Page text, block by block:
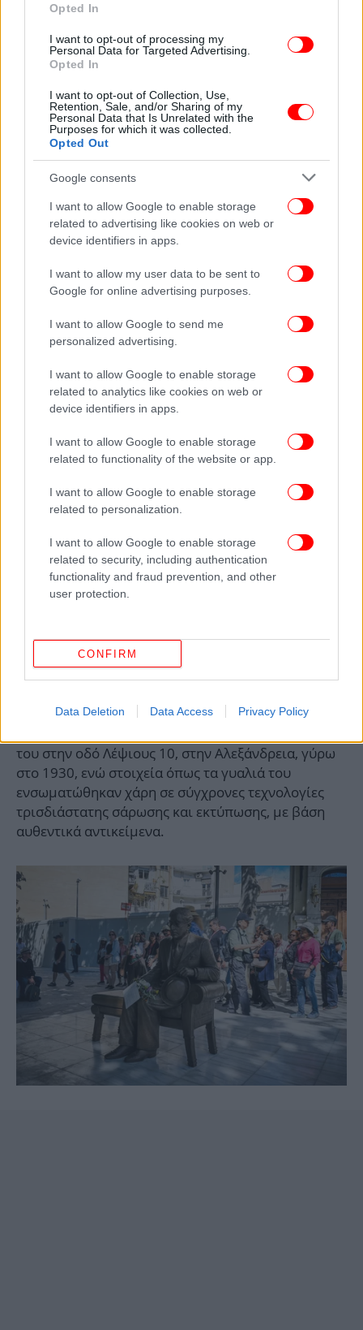
Opted In
I want to opt-out of processing my
Personal Data for Targeted Advertising.
Opted In
I want to opt-out of Collection, Use,
Retention, Sale, and/or Sharing of my
Personal Data that Is Unrelated with the
Purposes for which it was collected.
Opted Out
Google consents
I want to allow Google to enable storage
related to advertising like cookies on web or
device identifiers in apps.
I want to allow my user data to be sent to
Google for online advertising purposes.
I want to allow Google to send me
personalized advertising.
I want to allow Google to enable storage
related to analytics like cookies on web or
device identifiers in apps.
I want to allow Google to enable storage
related to functionality of the website or app.
I want to allow Google to enable storage
related to personalization.
I want to allow Google to enable storage
related to security, including authentication
functionality and fraud prevention, and other
user protection.
CONFIRM
Data Deletion Data Access Privacy Policy
Η Ελευθερία Ντεκώ φωτίζει τον Καβάφη
Το γλυπτό φωτίζεται από τη διακεκριμένη Ελληνίδα
με το περιβάλλον στο οποίο εντάσσεται.
φωτογραφία του αρχείου Καβάφη που τον
του στην οδό Λέψιους 10, στην Αλεξάνδρεια, γύρω
στο 1930, ενώ στοιχεία όπως τα γυαλιά του
ενσωματώθηκαν χάρη σε σύγχρονες τεχνολογίες
τρισδιάστατης σάρωσης και εκτύπωσης, με βάση
αυθεντικά αντικείμενα.